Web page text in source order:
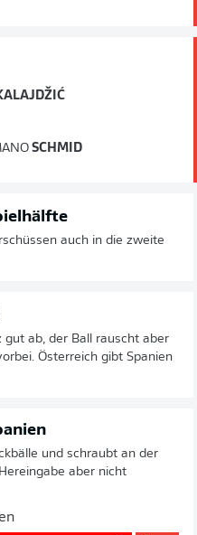
SCHMID
auch in die zweite
gut ab, der Ball rauscht aber
Österreich gibt Spanien
und schraubt an der
aber nicht